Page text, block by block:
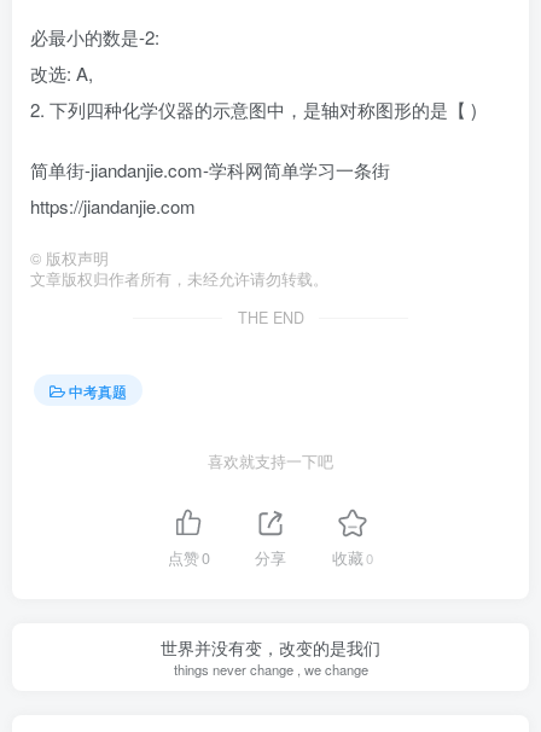
必最小的数是-2:
改选: A,
2. 下列四种化学仪器的示意图中，是轴对称图形的是【 )
简单街-jiandanjie.com-学科网简单学习一条街
https://jiandanjie.com
© 版权声明
文章版权归作者所有，未经允许请勿转载。
THE END
中考真题
喜欢就支持一下吧
点赞0 分享 收藏0
世界并没有变，改变的是我们
things never change , we change